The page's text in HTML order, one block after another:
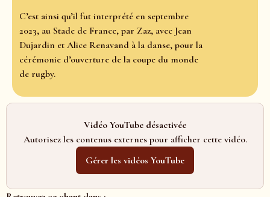
C’est ainsi qu’il fut interprété en septembre
2023, au Stade de France, par Zaz, avec Jean
Dujardin et Alice Renavand à la danse, pour la
cérémonie d’ouverture de la coupe du monde
de rugby.
Vidéo YouTube désactivée
Autorisez les contenus externes pour afficher cette vidéo.
Gérer les vidéos YouTube